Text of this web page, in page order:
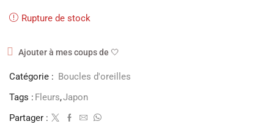
Rupture de stock
Ajouter à mes coups de 🤍
Catégorie : Boucles d'oreilles
Tags : Fleurs,Japon
Partager :